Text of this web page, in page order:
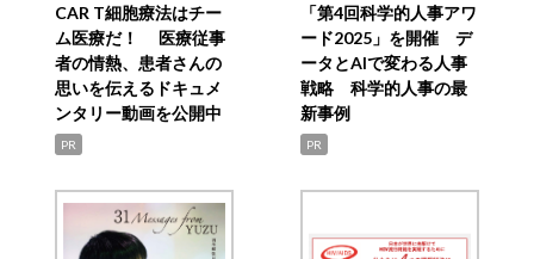
CAR T細胞療法はチー
ム医療だ！ 医療従事
者の情熱、患者さんの
思いを伝えるドキュメ
ンタリー動画を公開中
PR
「第4回科学的人事アワ
ード2025」を開催 デ
ータとAIで変わる人事
戦略 科学的人事の最
新事例
PR